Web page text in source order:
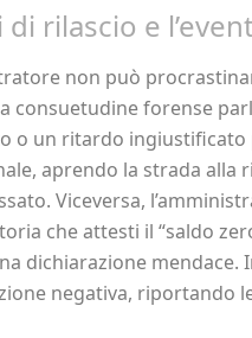
rilascio e
non può
consuetudine forense
o un ritardo
aprendo la strada alla
Viceversa,
che attesti il “saldo
dichiarazione mendace.
negativa, riportando